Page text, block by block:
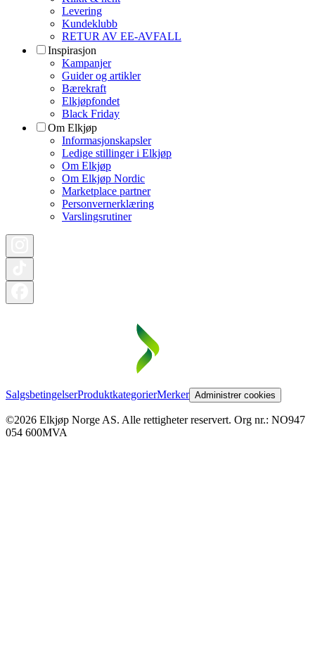
Levering
Kundeklubb
RETUR AV EE-AVFALL
Inspirasjon
Kampanjer
Guider og artikler
Bærekraft
Elkjøpfondet
Black Friday
Om Elkjøp
Informasjonskapsler
Ledige stillinger i Elkjøp
Om Elkjøp
Om Elkjøp Nordic
Marketplace partner
Personvernerklæring
Varslingsrutiner
SalgsbetingelserProduktkategorierMerker Administrer cookies
©2026 Elkjøp Norge AS. Alle rettigheter reservert. Org nr.: NO947
054 600MVA